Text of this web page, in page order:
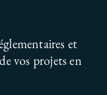
et
vos projets en